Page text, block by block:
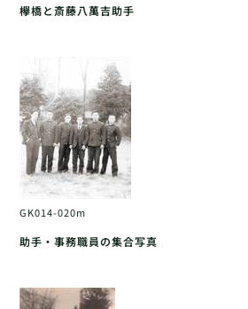
欅橋と斎藤八萬吉助手
GK014-020m
助手・事務職員の集合写真